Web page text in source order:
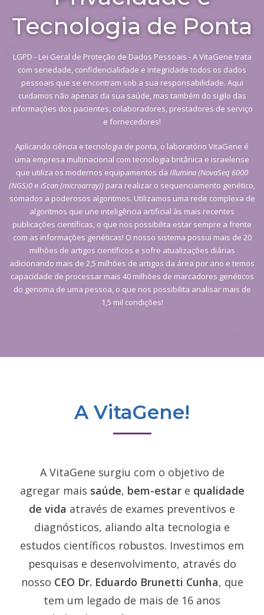
Tecnologia de Ponta
LGPD - Lei Geral de Proteção de Dados Pessoais - A VitaGene trata
com seriedade, confidencialidade e integridade todos os dados
pessoais que se encontram sob a sua responsabilidade. Aqui
cuidamos não apenas da sua saúde, mas também do sigilo das
informações dos pacientes, colaboradores, prestadores de serviço
e fornecedores!
Aplicando ciência e tecnologia de ponta, o laboratório VitaGene é
uma empresa multinacional com tecnologia britânica e israelense
que utiliza os modernos equipamentos da Illumina (NovaSeq 6000
(NGS)0 e iScan (microarray)) para realizar o sequenciamento genético,
somados a poderosos algoritmos. Utilizamos uma rede complexa de
algoritmos que une inteligência artificial às mais recentes
publicações científicas, o que nos possibilita estar sempre a frente
com as informações genéticas! O nosso sistema possui mais de 20
milhões de artigos científicos e sofre atualizações diárias
adicionando mais de 2,5 milhões de artigos da área por ano e temos
capacidade de processar mais 40 milhões de marcadores genéticos
do genoma de uma pessoa, o que nos possibilita analisar mais de
1,5 mil condições!
A VitaGene!
A VitaGene surgiu com o objetivo de
agregar mais saúde, bem-estare qualidade
de vida através de exames preventivos e
diagnósticos, aliando alta tecnologia e
estudos científicos robustos. Investimos em
pesquisas e desenvolvimento, através do
nosso CEO Dr. Eduardo Brunetti Cunha, que
tem um legado de mais de 16 anos